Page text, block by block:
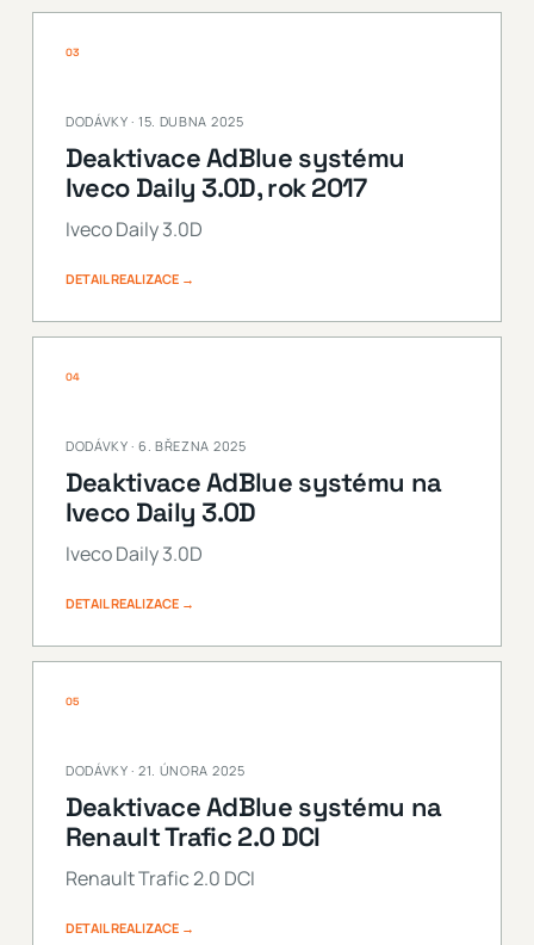
03
DODÁVKY · 15. DUBNA 2025
Deaktivace AdBlue systému
Iveco Daily 3.0D, rok 2017
Iveco Daily 3.0D
DETAIL REALIZACE →
04
DODÁVKY · 6. BŘEZNA 2025
Deaktivace AdBlue systému na
Iveco Daily 3.0D
Iveco Daily 3.0D
DETAIL REALIZACE →
05
DODÁVKY · 21. ÚNORA 2025
Deaktivace AdBlue systému na
Renault Trafic 2.0 DCI
Renault Trafic 2.0 DCI
DETAIL REALIZACE →